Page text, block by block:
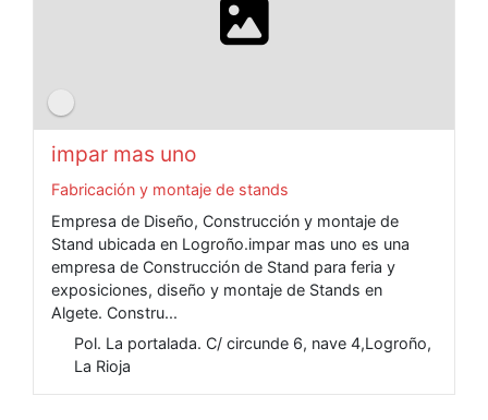
impar mas uno
Fabricación y montaje de stands
Empresa de Diseño, Construcción y montaje de
Stand ubicada en Logroño.impar mas uno es una
empresa de Construcción de Stand para feria y
exposiciones, diseño y montaje de Stands en
Algete. Constru...
Pol. La portalada. C/ circunde 6, nave 4,Logroño,
La Rioja